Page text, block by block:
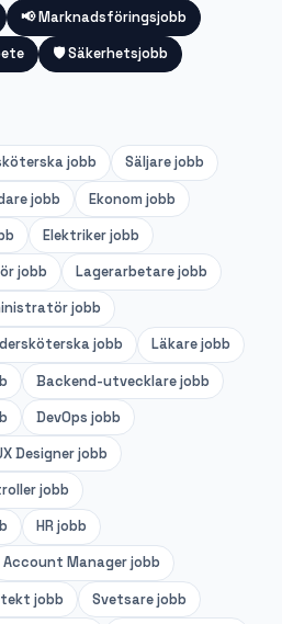
📢Marknadsföringsjobb
🛡️Säkerhetsjobb
jobb Säljarejobb
jobb Ekonom jobb
Elektrikerjobb
jobb Lagerarbetarejobb
jobb
jobb Läkarejobb
Backend-utvecklarejobb
DevOps jobb
Designerjobb
jobb
HR jobb
Account Managerjobb
jobb Svetsarejobb